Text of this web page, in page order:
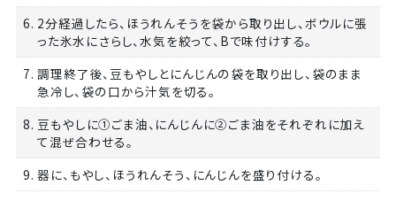
6. 2分経過したら、ほうれんそうを袋から取り出し、ボウルに張
った氷水にさらし、水気を絞って、Bで味付けする。
7. 調理終了後、豆もやしとにんじんの袋を取り出し、袋のまま
急冷し、袋の口から汁気を切る。
8. 豆もやしに①ごま油、にんじんに②ごま油をそれぞれに加え
て混ぜ合わせる。
9. 器に、もやし、ほうれんそう、にんじんを盛り付ける。